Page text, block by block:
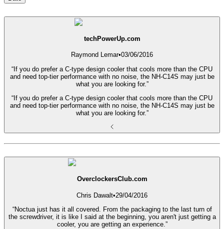
techPowerUp.com
Raymond Lemar•03/06/2016
“If you do prefer a C-type design cooler that cools more than the CPU
and need top-tier performance with no noise, the NH-C14S may just be
what you are looking for.”
“If you do prefer a C-type design cooler that cools more than the CPU
and need top-tier performance with no noise, the NH-C14S may just be
what you are looking for.”
OverclockersClub.com
Chris Dawalt•29/04/2016
“Noctua just has it all covered. From the packaging to the last turn of
the screwdriver, it is like I said at the beginning, you aren't just getting a
cooler, you are getting an experience.”